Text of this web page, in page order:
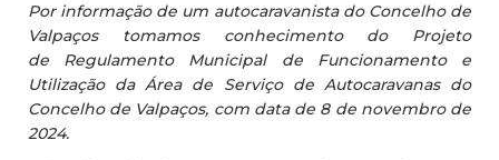
Por informação de um autocaravanista do ​Concelho de
Valpaços tomamos conhecimento do ​Projeto
de Regulamento Municipal de Funcionamento e
Utilização da Área de Serviço de Autocaravanas do
Concelho de Valpaços, com data de 8 de novembro de
2024.